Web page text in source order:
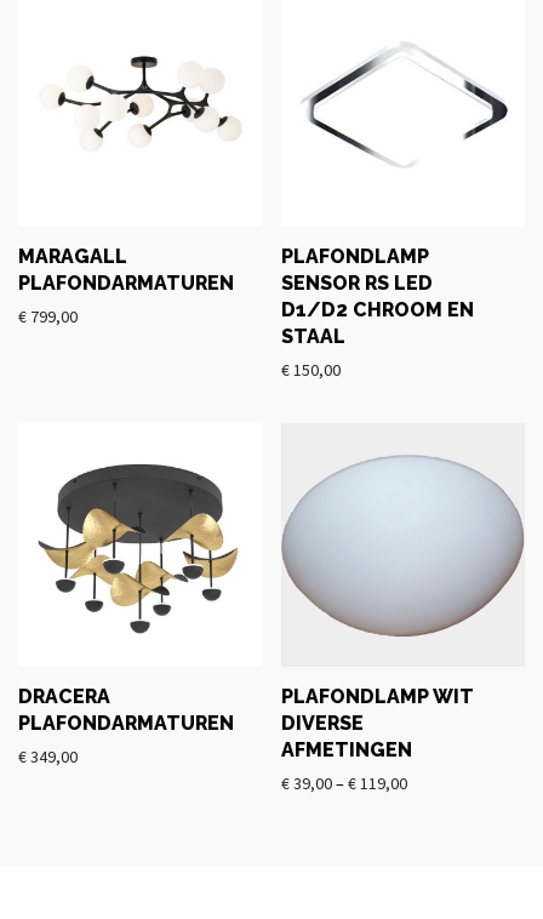
MARAGALL
PLAFONDARMATUREN
€ 799,00
PLAFONDLAMP
SENSOR RS LED
D1/D2 CHROOM EN
STAAL
€150,00
DRACERA
PLAFONDARMATUREN
€349,00
PLAFONDLAMP WIT
DIVERSE
AFMETINGEN
€39,00–€119,00